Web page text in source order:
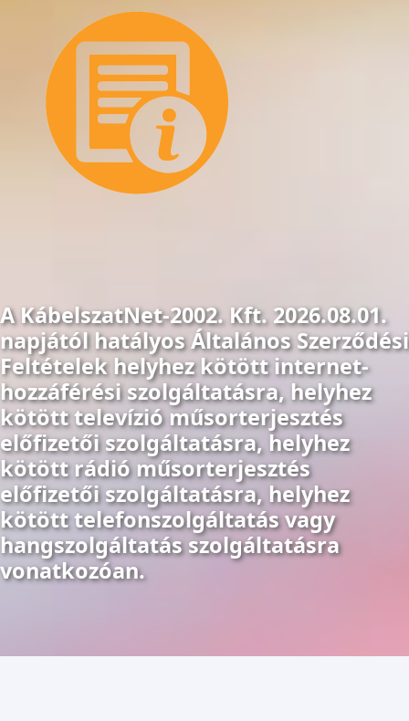
A KábelszatNet-2002. Kft. 2026.08.01.
napjától hatályos Általános Szerződési
Feltételek helyhez kötött internet-
hozzáférési szolgáltatásra, helyhez
kötött televízió műsorterjesztés
előfizetői szolgáltatásra, helyhez
kötött rádió műsorterjesztés
előfizetői szolgáltatásra, helyhez
kötött telefonszolgáltatás vagy
hangszolgáltatás szolgáltatásra
vonatkozóan.